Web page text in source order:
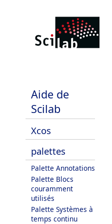
Aide de
Scilab
Xcos
palettes
Palette Annotations
Palette Blocs
couramment
utilisés
Palette Systèmes à
temps continu